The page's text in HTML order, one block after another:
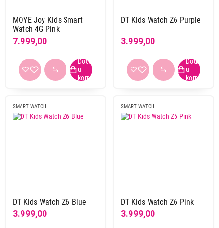
MOYE Joy Kids Smart
Watch 4G Pink
7.999,00
DT Kids Watch Z6 Purple
3.999,00
SMART WATCH
DT Kids Watch Z6 Blue
3.999,00
SMART WATCH
DT Kids Watch Z6 Pink
3.999,00
VIVAX Kids Watch Magic 4G Blue
Proizvod je dodat u korpu.